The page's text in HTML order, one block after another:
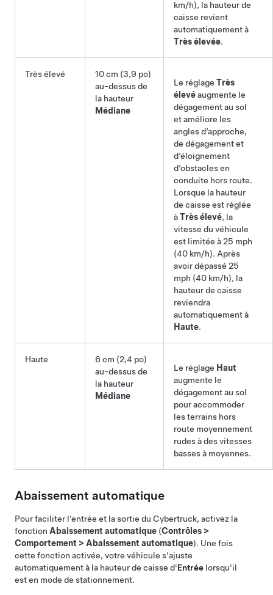
km/h), la hauteur de
caisse revient
automatiquement à
Très élevée.
Très élevé
10 cm (3,9 po)
au-dessus de
la hauteur
Médiane
Le réglage Très
élevéaugmente le
dégagement au sol
et améliore les
angles d’approche,
de dégagement et
d’éloignement
d’obstacles en
conduite hors route.
Lorsque la hauteur
de caisse est réglée
àTrès élevé, la
vitesse du véhicule
est limitée à25 mph
(40 km/h). Après
avoir dépassé 25
mph (40 km/h), la
hauteur de caisse
reviendra
automatiquement à
Haute.
Haute
6 cm (2,4 po)
au-dessus de
la hauteur
Médiane
Le réglage Haut
augmente le
dégagement au sol
pour accommoder
les terrains hors
route moyennement
rudes à des vitesses
basses à moyennes.
Abaissement automatique
Pour faciliter l’entrée et la sortie du Cybertruck, activez la
fonction Abaissement automatique (Contrôles >
Comportement > Abaissement automatique). Une fois
cette fonction activée, votre véhicule s'ajuste
automatiquement à la hauteur de caisse d'Entrée lorsqu'il
est en mode de stationnement.